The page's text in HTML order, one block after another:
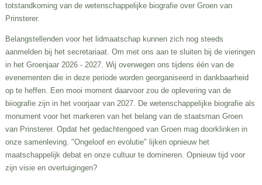
totstandkoming van de wetenschappelijke biografie over Groen van
Prinsterer.
Belangstellenden voor het lidmaatschap kunnen zich nog steeds
aanmelden bij het secretariaat. Om met ons aan te sluiten bij de vieringen
in het Groenjaar 2026 - 2027. Wij overwegen ons tijdens één van de
evenementen die in deze periode worden georganiseerd in dankbaarheid
op te heffen. Een mooi moment daarvoor zou de oplevering van de
biiografie zijn in het voorjaar van 2027. De wetenschappelijke biografie als
monument voor het markeren van het belang van de staatsman Groen
van Prinsterer. Opdat het gedachtengoed van Groen mag doorklinken in
onze samenleving. "Ongeloof en evolutie" lijken opnieuw het
maatschappelijk debat en onze cultuur te domineren. Opnieuw tijd voor
zijn visie en overtuigingen?